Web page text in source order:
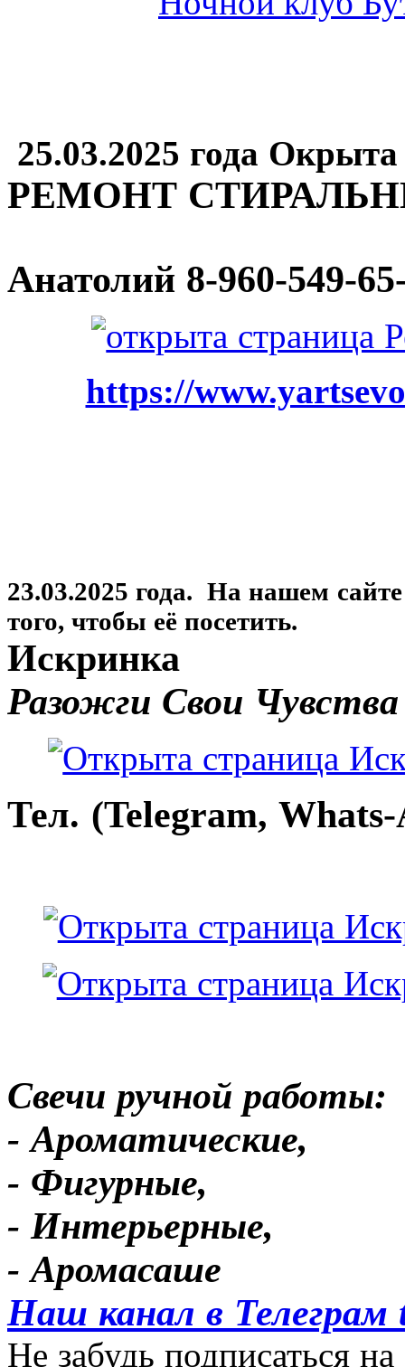
25.03.2025 года
РЕМОНТ
Анатолий 8-960-549-
https://
23.03.2025 года. На нашем
того, чтобы её посетить.
Искринка
Разожги Свои Чувства
Тел. (Telegram,
Свечи ручной работы:
- Ароматические,
- Фигурные,
- Интерьерные,
- Аромасаше
Наш канал в Телеграм
Не забудь подписаться